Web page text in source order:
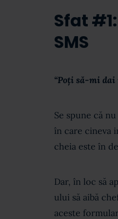
Sfat
SMS
“Poți să-mi dai
Se spune că
în care cineva
cheia este în
Dar, în loc să
ului să aibă
aceste